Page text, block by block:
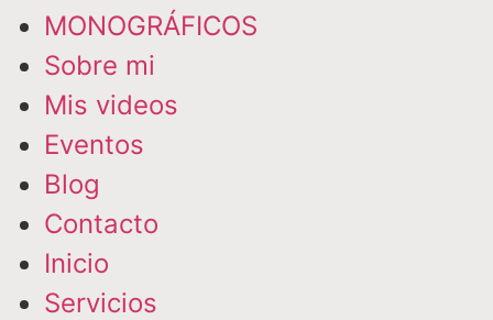
MONOGRÁFICOS
Sobre mi
Mis videos
Eventos
Blog
Contacto
Inicio
Servicios